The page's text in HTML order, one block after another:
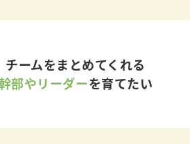
チームをまとめてくれる
部やリーダーを育てたい